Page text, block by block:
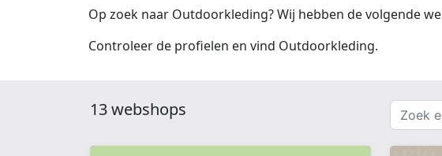
Op zoek naar Outdoorkleding? Wij hebben de volgende
Controleer de profielen en vind Outdoorkleding.
13 webshops
Zoek
een